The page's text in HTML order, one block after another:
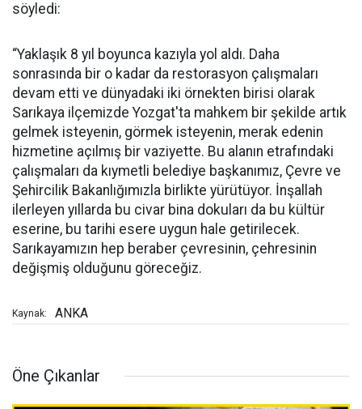
söyledi:
“Yaklaşık 8 yıl boyunca kazıyla yol aldı. Daha
sonrasında bir o kadar da restorasyon çalışmaları
devam etti ve dünyadaki iki örnekten birisi olarak
Sarıkaya ilçemizde Yozgat'ta mahkem bir şekilde artık
gelmek isteyenin, görmek isteyenin, merak edenin
hizmetine açılmış bir vaziyette. Bu alanın etrafındaki
çalışmaları da kıymetli belediye başkanımız, Çevre ve
Şehircilik Bakanlığımızla birlikte yürütüyor. İnşallah
ilerleyen yıllarda bu civar bina dokuları da bu kültür
eserine, bu tarihi esere uygun hale getirilecek.
Sarıkayamızın hep beraber çevresinin, çehresinin
değişmiş olduğunu göreceğiz.
Kaynak: ANKA
Öne Çıkanlar